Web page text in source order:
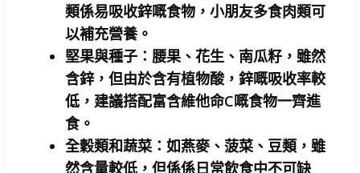
類係易吸收鋅嘅食物，小朋友多食肉類可
以補充營養。
堅果與種子：腰果、花生、南瓜籽 ，雖然
含鋅，但由於含有植物酸，鋅嘅吸收率較
低，建議搭配富含維他命C嘅食物一齊進
食。
全穀類和蔬菜：如燕麥、菠菜、豆類 ，雖
然含量較低，但係係日常飲食中不可缺